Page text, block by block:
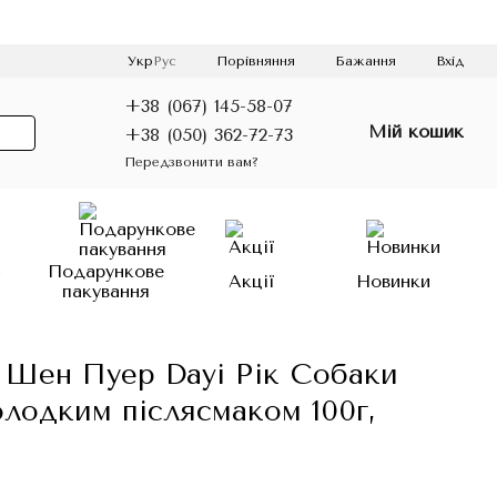
Укр Рус Порівняння Бажання Вхід
+38 (067) 145-58-07
+38 (050) 362-72-73
Передзвонити вам?
Мій кошик
Подарункове
пакування
Акції Новинки
Шен Пуер Dayi Рік Собаки
післясмаком 100г,